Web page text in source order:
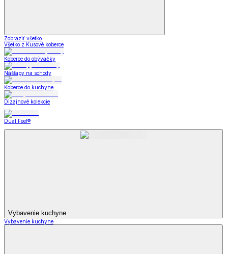
Zobraziť všetko
Všetko z Kusové koberce
Koberce do obývačky
Nášľapy na schody
Koberce do kuchyne
Dizajnové kolekcie
Dual Feel®
Vybavenie kuchyne
Vybavenie kuchyne